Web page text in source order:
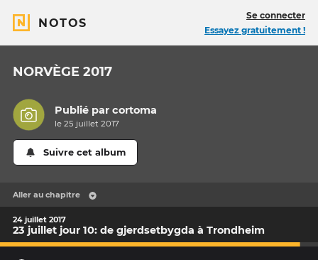
NOTOS
Se connecter
Essayez gratuitement !
NORVÈGE 2017
Publié parcortoma
le 25 juillet 2017
Suivre cet album
Aller au chapitre
24 juillet 2017
23 juillet jour 10: de gjerdsetbygda à Trondheim